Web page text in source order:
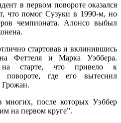
в первом повороте оказался
что помог Сузуки в 1990-м, но
чемпионата. Алонсо выбыл
стартовав и вклинившись
Феттеля и Марка Уэббера.
на старте, что привело к
где его вытеснил
Грожан.
многих, после которых Уэббер
на первом круге”.